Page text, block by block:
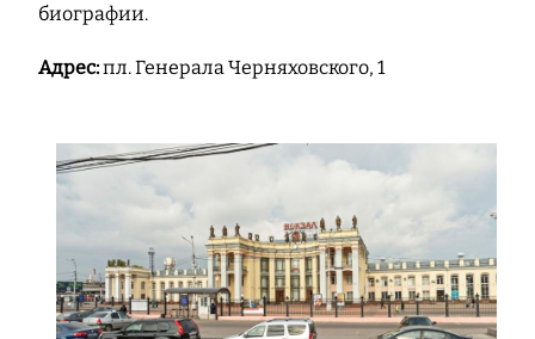
биографии.
Адрес:пл. Генерала Черняховского, 1